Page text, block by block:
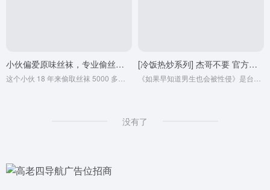
小伙偏爱原味丝袜，专业偷丝袜 18 年，家里珍藏丝袜 5000 条 [冷饭热炒系列] 杰哥不要 官方正版 高清重制
没有了